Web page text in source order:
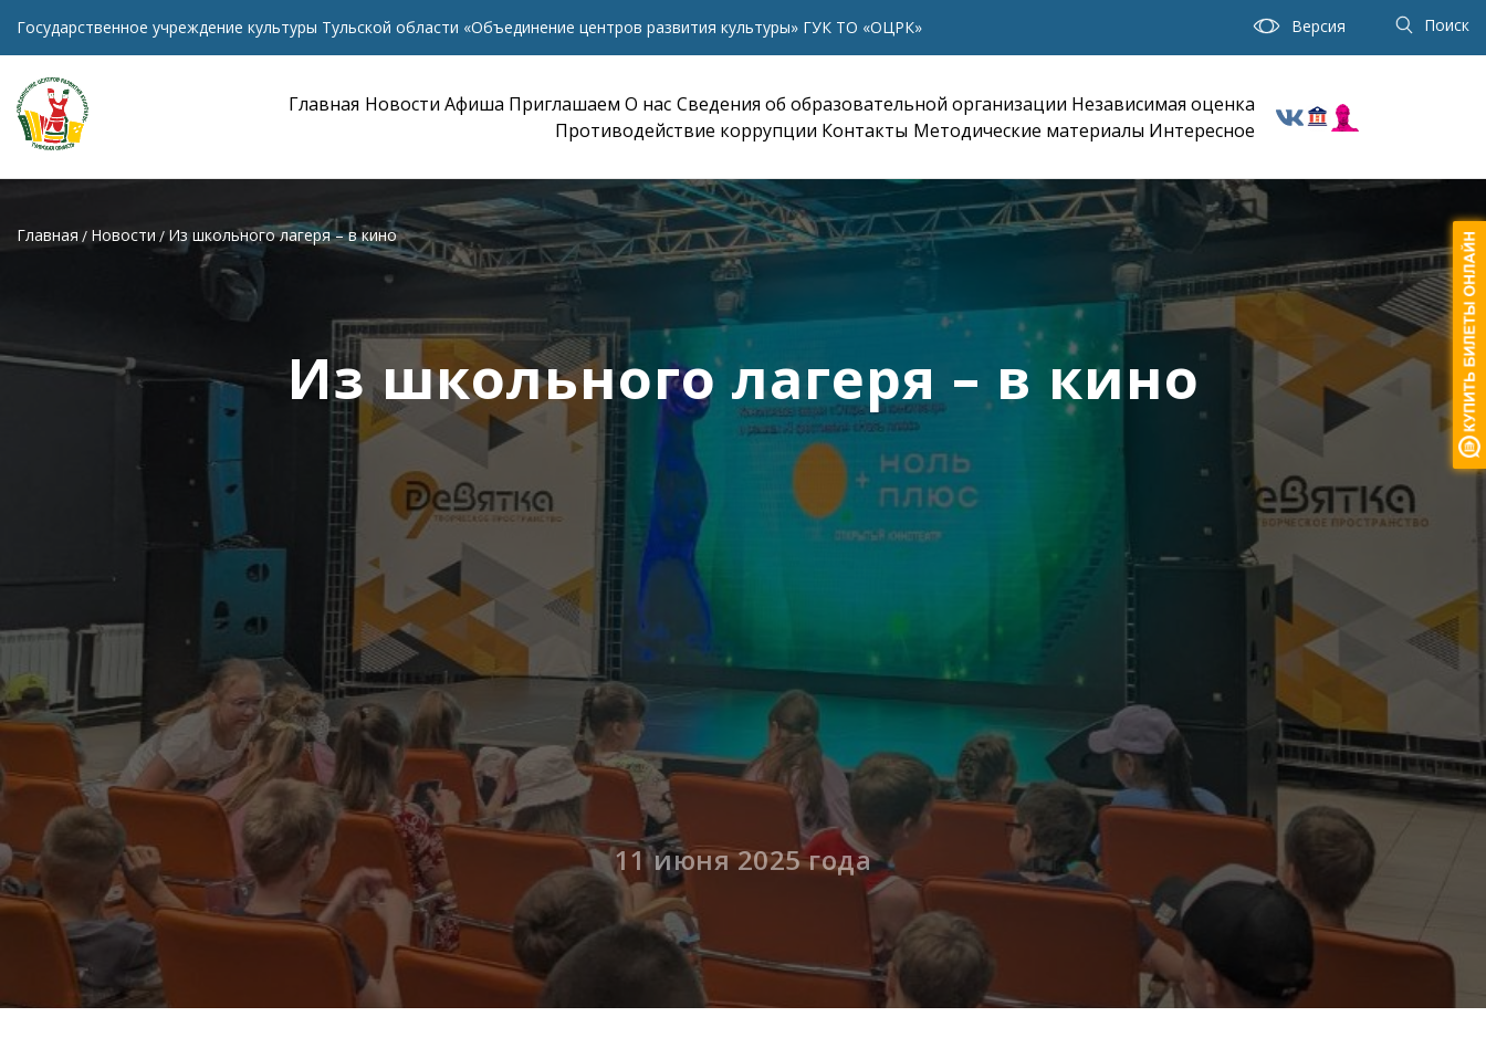
Государственное учреждение культуры Тульской области «Объединение центров развития культуры» ГУК ТО «ОЦРК» Версия Поиск
Главная Новости Афиша Приглашаем О нас Сведения об образовательной организации Независимая оценка
Противодействие коррупции Контакты Методические материалы Интересное
Главная Новости Из школьного лагеря – в кино
11 июня 2025 года
Из школьного лагеря – в кино